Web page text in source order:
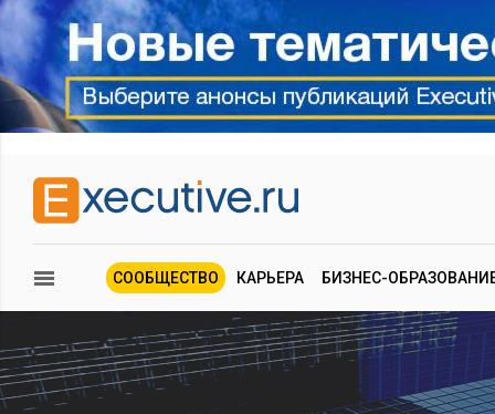
СООБЩЕСТВО КАРЬЕРА БИЗНЕС-